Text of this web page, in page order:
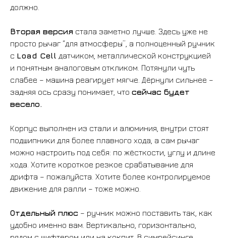
должно.
Вторая версия стала заметно лучше. Здесь уже не
просто рычаг “для атмосферы”, а полноценный ручник
с Load Cell датчиком, металлической конструкцией
и понятным аналоговым откликом. Потянули чуть
слабее – машина реагирует мягче. Дёрнули сильнее –
задняя ось сразу понимает, что сейчас будет
весело.
Корпус выполнен из стали и алюминия, внутри стоят
подшипники для более плавного хода, а сам рычаг
можно настроить под себя: по жёсткости, углу и длине
хода. Хотите короткое резкое срабатывание для
дрифта – пожалуйста. Хотите более контролируемое
движение для ралли – тоже можно.
Отдельный плюс – ручник можно поставить так, как
удобно именно вам. Вертикально, горизонтально,